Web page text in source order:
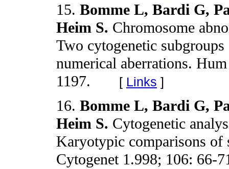
15. Bomme L, Bardi G,
Heim S. Chromosome
Two cytogenetic
numerical aberrations.
1197. [ Links ]
16. Bomme L, Bardi G,
Heim S. Cytogenetic
Karyotypic comparisons of
Cytogenet 1.998; 106: 66-